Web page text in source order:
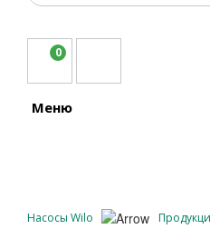
0
Меню
Насосы Wilo